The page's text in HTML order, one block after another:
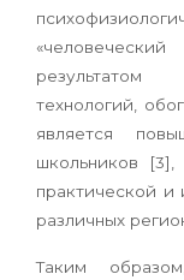
результатом
технологий,
является
школьников [3],
практической и
различных
Таким